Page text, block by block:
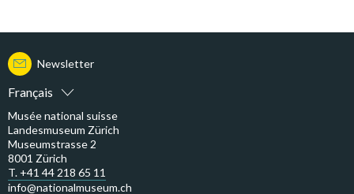
Français
Newsletter
Musée national suisse
Landesmuseum Zürich
Museumstrasse 2
8001 Zürich
T. +41 44 218 65 11
info@nationalmuseum.ch